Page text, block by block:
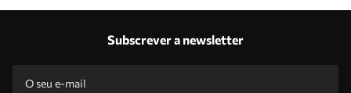
Subscrever a newsletter